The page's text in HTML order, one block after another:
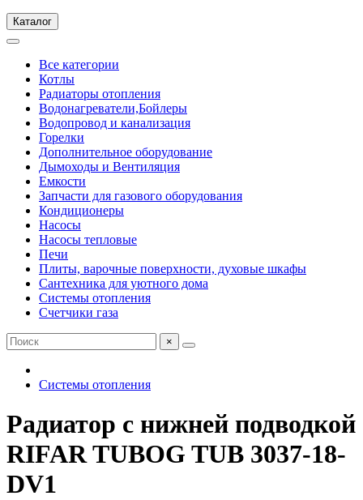
Каталог
Все категории
Котлы
Радиаторы отопления
Водонагреватели,Бойлеры
Водопровод и канализация
Горелки
Дополнительное оборудование
Дымоходы и Вентиляция
Емкости
Запчасти для газового оборудования
Кондиционеры
Насосы
Насосы тепловые
Печи
Плиты, варочные поверхности, духовые шкафы
Сантехника для уютного дома
Системы отопления
Счетчики газа
×
Системы отопления
Радиатор с нижней подводкой
RIFAR TUBOG TUB 3037-18-
DV1